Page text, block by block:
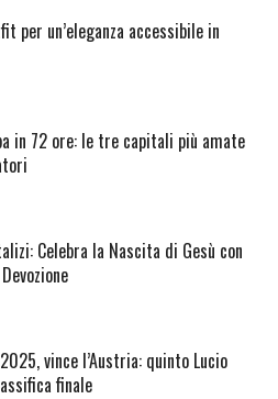
per un’eleganza accessibile in
in 72 ore: le tre capitali più amate
Celebra la Nascita di Gesù con
vince l’Austria: quinto Lucio
finale